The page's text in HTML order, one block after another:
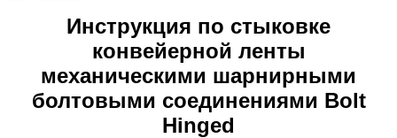
Инструкция по стыковке
конвейерной ленты
механическими шарнирными
болтовыми соединениями Bolt
Hinged